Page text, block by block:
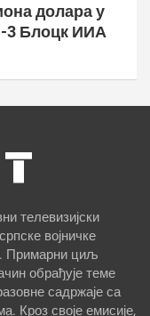
долара у
3 Блоцк ИИА
телевизијски
војничке
Примарни циљ
обрађује теме
садржаје са
Кроз своје емисије,